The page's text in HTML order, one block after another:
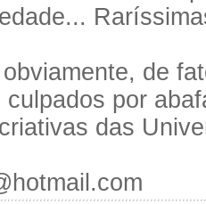
de
por
das